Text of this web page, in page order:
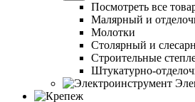
Посмотреть все
Малярный и
Молотки
Столярный и
Строительные
Штукатурно-